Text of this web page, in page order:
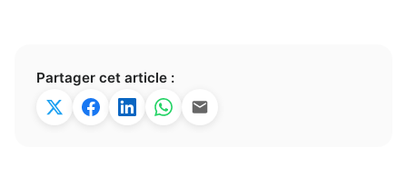
Partager cet article :